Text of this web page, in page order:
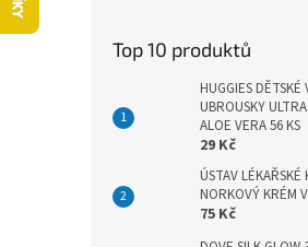
Top 10 produktů
HUGGIES DĚTSKÉ
UBROUSKY
ALOE VERA 56 KS
29 Kč
ÚSTAV LÉKAŘSKÉ
NORKOVÝ KRÉM
75 Kč